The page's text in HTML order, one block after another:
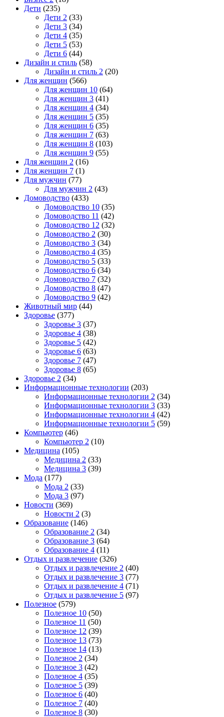
Дети (235)
Дети 2 (33)
Дети 3 (34)
Дети 4 (35)
Дети 5 (53)
Дети 6 (44)
Дизайн и стиль (58)
Дизайн и стиль 2 (20)
Для женщин (566)
Для женщин 10 (64)
Для женщин 3 (41)
Для женщин 4 (34)
Для женщин 5 (35)
Для женщин 6 (35)
Для женщин 7 (63)
Для женщин 8 (103)
Для женщин 9 (55)
Для женщин 2 (16)
Для женщин 7 (1)
Для мужчин (77)
Для мужчин 2 (43)
Домоводство (433)
Домоводство 10 (35)
Домоводство 11 (42)
Домоводство 12 (32)
Домоводство 2 (30)
Домоводство 3 (34)
Домоводство 4 (35)
Домоводство 5 (33)
Домоводство 6 (34)
Домоводство 7 (32)
Домоводство 8 (47)
Домоводство 9 (42)
Животный мир (44)
Здоровье (377)
Здоровье 3 (37)
Здоровье 4 (38)
Здоровье 5 (42)
Здоровье 6 (63)
Здоровье 7 (47)
Здоровье 8 (65)
Здоровье 2 (34)
Информационные технологии (203)
Информационные технологии 2 (34)
Информационные технологии 3 (33)
Информационные технологии 4 (42)
Информационные технологии 5 (59)
Компьютер (46)
Компьютер 2 (10)
Медицина (105)
Медицина 2 (33)
Медицина 3 (39)
Мода (177)
Мода 2 (33)
Мода 3 (97)
Новости (369)
Новости 2 (3)
Образование (146)
Образование 2 (34)
Образование 3 (64)
Образование 4 (11)
Отдых и развлечение (326)
Отдых и развлечение 2 (40)
Отдых и развлечение 3 (77)
Отдых и развлечение 4 (71)
Отдых и развлечение 5 (97)
Полезное (579)
Полезное 10 (50)
Полезное 11 (50)
Полезное 12 (39)
Полезное 13 (73)
Полезное 14 (13)
Полезное 2 (34)
Полезное 3 (42)
Полезное 4 (35)
Полезное 5 (39)
Полезное 6 (40)
Полезное 7 (40)
Полезное 8 (30)